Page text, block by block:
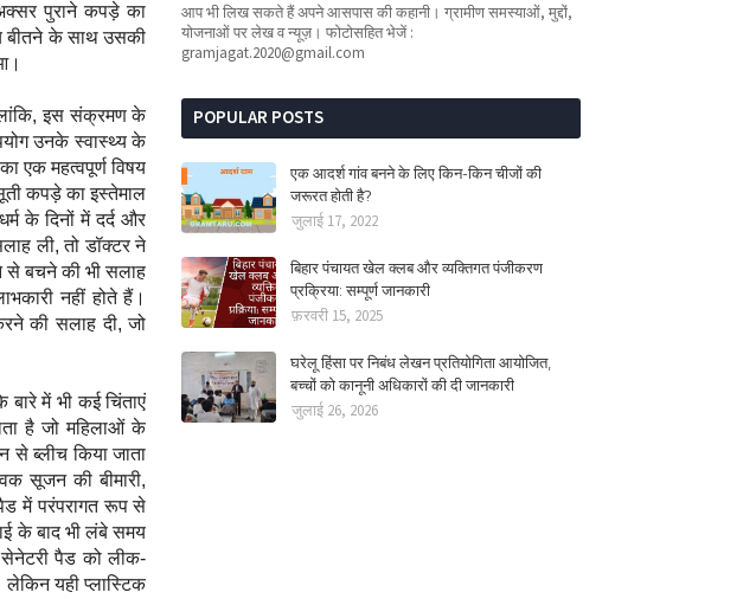
पुराने कपड़े का
बीतने के साथ उसकी
इस संक्रमण के
उनके स्वास्थ्य के
एक महत्वपूर्ण विषय
कपड़े का इस्तेमाल
के दिनों में दर्द और
ली, तो डॉक्टर ने
से बचने की भी सलाह
नहीं होते हैं।
की सलाह दी, जो
में भी कई चिंताएं
है जो महिलाओं के
से ब्लीच किया जाता
सूजन की बीमारी,
में परंपरागत रूप से
के बाद भी लंबे समय
पैड को लीक-
यही प्लास्टिक
आप भी लिख सकते हैं अपने आसपास की कहानी। ग्रामीण समस्याओं, मुद्दों,
योजनाओं पर लेख व न्यूज़। फोटोसहित भेजें :
gramjagat.2020@gmail.com
POPULAR POSTS
एक आदर्श गांव बनने के लिए किन-किन चीजों की
जरूरत होती है?
जुलाई 17, 2022
बिहार पंचायत खेल क्लब और व्यक्तिगत पंजीकरण
प्रक्रिया: सम्पूर्ण जानकारी
फ़रवरी 15, 2025
घरेलू हिंसा पर निबंध लेखन प्रतियोगिता आयोजित,
बच्चों को कानूनी अधिकारों की दी जानकारी
जुलाई 26, 2026